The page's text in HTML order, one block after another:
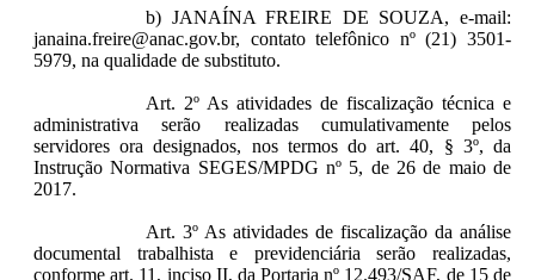
b) JANAÍNA FREIRE DE SOUZA, e-mail:
janaina.freire@anac.gov.br, contato telefônico nº (21) 3501-
5979, na qualidade de substituto.
Art. 2º As atividades de fiscalização técnica e
administrativa serão realizadas cumulativamente pelos
servidores ora designados, nos termos do art. 40, § 3º, da
Instrução Normativa SEGES/MPDG nº 5, de 26 de maio de
2017.
Art. 3º As atividades de fiscalização da análise
documental trabalhista e previdenciária serão realizadas,
conforme art. 11, inciso II, da Portaria nº 12.493/SAF, de 15 de